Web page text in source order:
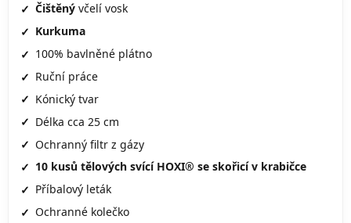
Čištěný včelí vosk
Kurkuma
100% bavlněné plátno
Ruční práce
Kónický tvar
Délka cca 25 cm
Ochranný filtr z gázy
10 kusů tělových svící HOXI® se skořicí v krabičce
Příbalový leták
Ochranné kolečko